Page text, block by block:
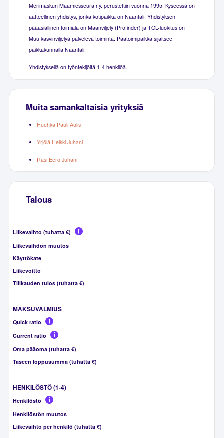
Merimaskun Maamiesseura r.y. perustettiin vuonna 1995. Kyseessä on
aatteellinen yhdistys, jonka kotipaikka on Naantali. Yhdistyksen
pääasiallinen toimiala on Maanviljely (Profinder) ja TOL-luokitus on
Muu kasvinviljelyä palveleva toiminta. Päätoimipaikka sijaitsee
paikkakunnalla Naantali.
Yhdistyksellä on työntekijöitä 1-4 henkilöä.
Muita samankaltaisia yrityksiä
Huuhka Pauli Aulis
Yrjölä Heikki Juhani
Rasi Eero Juhani
Talous
Liikevaihto (tuhatta €)
Liikevaihdon muutos
Käyttökate
Liikevoitto
Tilikauden tulos (tuhatta €)
MAKSUVALMIUS
Quick ratio
Current ratio
Oma pääoma (tuhatta €)
Taseen loppusumma (tuhatta €)
HENKILÖSTÖ (1-4)
Henkilöstö
Henkilöstön muutos
Liikevaihto per henkilö (tuhatta €)